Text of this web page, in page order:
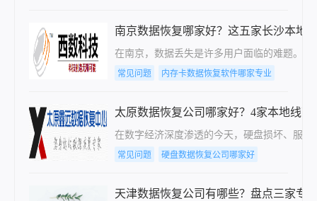
南京数据恢复哪家好？这五家长沙本地
在南京，数据丢失是许多用户面临的难题。
常见问题 内存卡数据恢复软件哪家专业
太原数据恢复公司哪家好？4家本地线下
在数字经济深度渗透的今天，硬盘损坏、服
常见问题 硬盘数据恢复公司哪家好
天津数据恢复公司有哪些？盘点三家专